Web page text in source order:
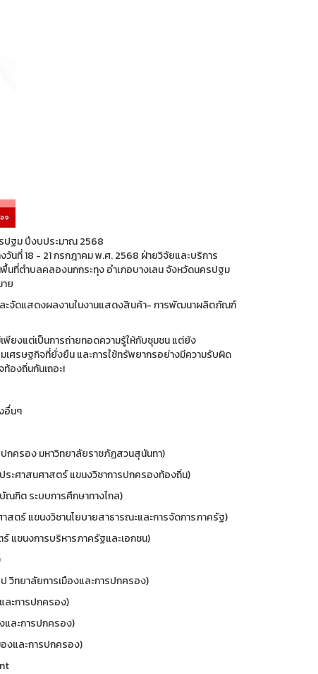
ปฐม ปีงบประมาณ 2568
ที่ 18 - 21 กรกฎาคม พ.ศ. 2568 ฝ่ายวิจัยและบริการ
นที่ตำบลคลองนกกระทุง อำเภอบางเลน จังหวัดนครปฐม
ย
จัดแสดงผลงานในงานแสดงสินค้า- การพัฒนาผลิตภัณฑ์
ยงแต่เป็นการถ่ายทอดความรู้ให้กับชุมชน แต่ยัง
ศรษฐกิจที่ยั่งยืน และการใช้ทรัพยากรอย่างมีความรับผิด
องถิ่นกันเถอะ!
อื่นๆ
กครอง มหาวิทยาลัยราชภัฏสวนสุนันทา)
ะศาสนศาสตร์ แขนงวิชาการปกครองท้องถิ่น)
ฑิต ระบบการศึกษาทางไกล)
ตร์ แขนงวิชานโยบายสาธารณะและการจัดการภาครัฐ)
แขนงการบริหารภาครัฐและเอกชน)
ทยาลัยการเมืองและการปกครอง)
ละการปกครอง)
และการปกครอง)
งและการปกครอง)